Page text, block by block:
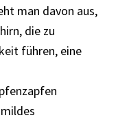
man davon aus,
die zu
führen, eine